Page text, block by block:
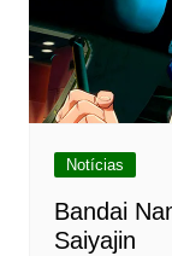
Notícias
Bandai
Saiyajin